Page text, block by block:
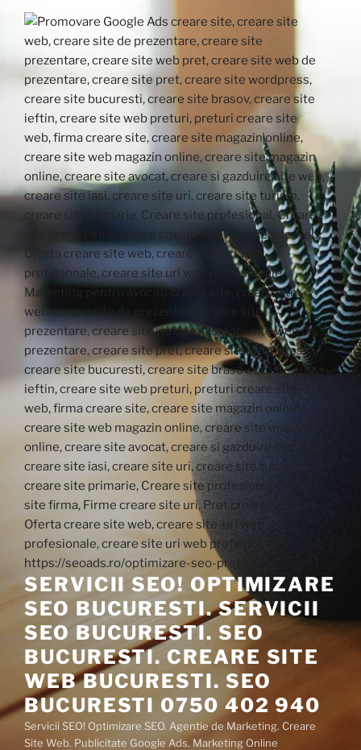
SERVICII SEO! OPTIMIZARE
SEO BUCURESTI. SERVICII
SEO BUCURESTI. SEO
BUCURESTI. CREARE SITE
WEB BUCURESTI. SEO
BUCURESTI 0750 402 940
Servicii SEO! Optimizare SEO. Agentie de Marketing. Creare
Site Web. Publicitate Google Ads. Marketing Online